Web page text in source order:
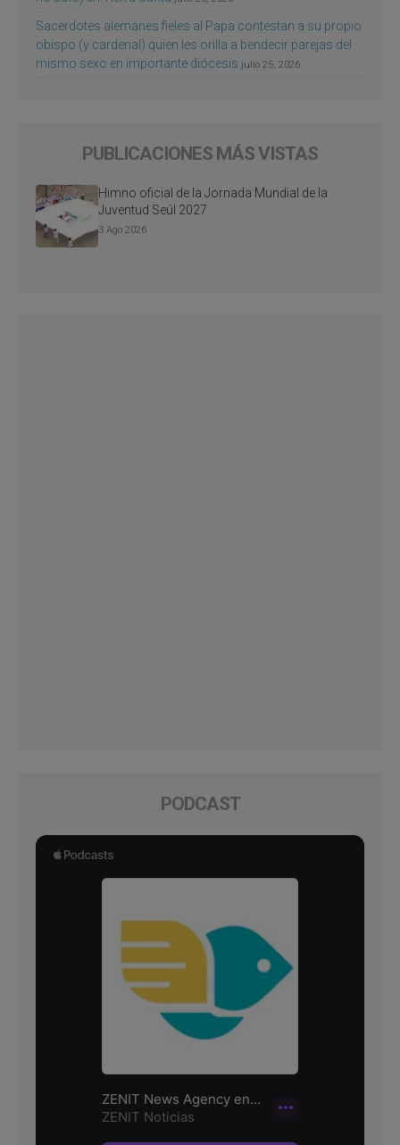
Sacerdotes alemanes fieles al Papa contestan a su propio
obispo (y cardenal) quien les orilla a bendecir parejas del
mismo sexo en importante diócesis julio 25, 2026
PUBLICACIONES MÁS VISTAS
Himno oficial de la Jornada Mundial de la
Juventud Seúl 2027
3 Ago 2026
PODCAST